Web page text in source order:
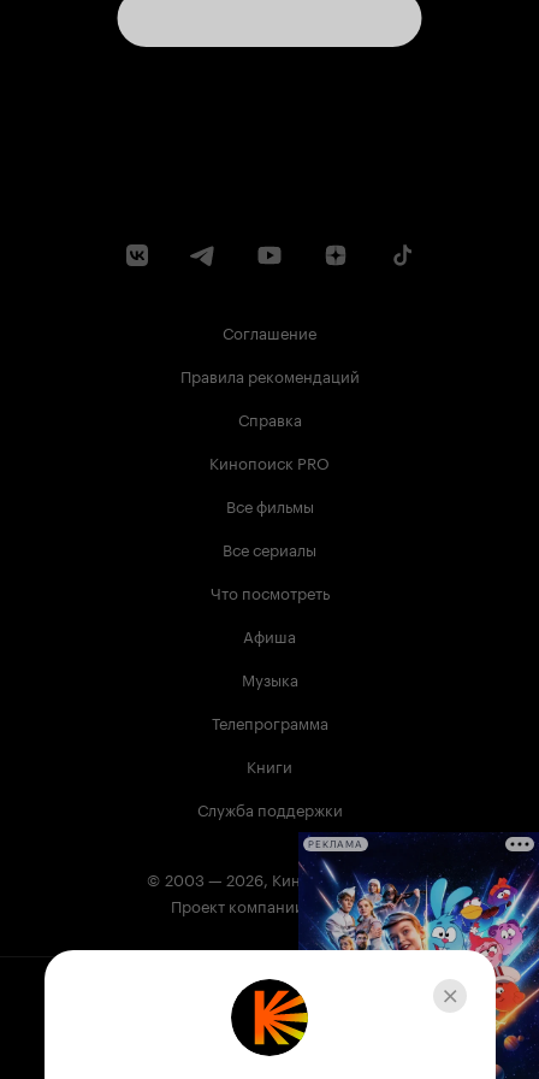
Соглашение
Правила рекомендаций
Справка
Кинопоиск PRO
Все фильмы
Все сериалы
Что посмотреть
Афиша
Музыка
Телепрограмма
Книги
Служба поддержки
© 2003 — 2026, Кинопоиск 18+
Проект компании
Сервис Кинопоиск может содержать информацию,
не предназначенную для несовершеннолетних.
На Кинопоиске есть фильмы и сериалы, в которых
упоминаются наркотики. Незаконное потребление
РЕКЛАМА